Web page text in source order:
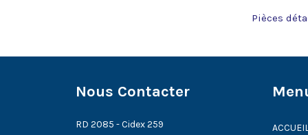
Pièces
Nous Contacter
RD 2085 - Cidex 259